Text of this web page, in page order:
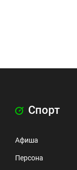
Спорт
Афиша
Персона